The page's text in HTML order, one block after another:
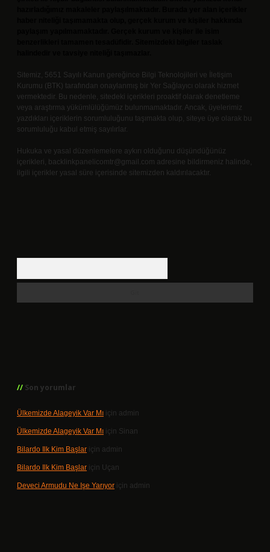
Sitemiz, 5651 Sayılı Kanun gereğince Bilgi Teknolojileri ve İletişim
Kurumu (BTK) tarafından onaylanmış bir Yer Sağlayıcı olarak hizmet
vermektedir. Bu nedenle, sitedeki içerikleri proaktif olarak denetleme
veya araştırma yükümlülüğümüz bulunmamaktadır. Ancak, üyelerimiz
yazdıkları içeriklerin sorumluluğunu taşımakta olup, siteye üye olarak bu
sorumluluğu kabul etmiş sayılırlar.
Hukuka ve yasal düzenlemelere aykırı olduğunu düşündüğünüz
içerikleri, backlinkpanelicomtr@gmail.com adresine bildirmeniz halinde,
ilgili içerikler yasal süre içerisinde sitemizden kaldırılacaktır.
Son yorumlar
Ülkemizde Alageyik Var Mı için admin
Ülkemizde Alageyik Var Mı için Sinan
Bilardo Ilk Kim Başlar için admin
Bilardo Ilk Kim Başlar için Uçan
Deveci Armudu Ne Işe Yarıyor için admin